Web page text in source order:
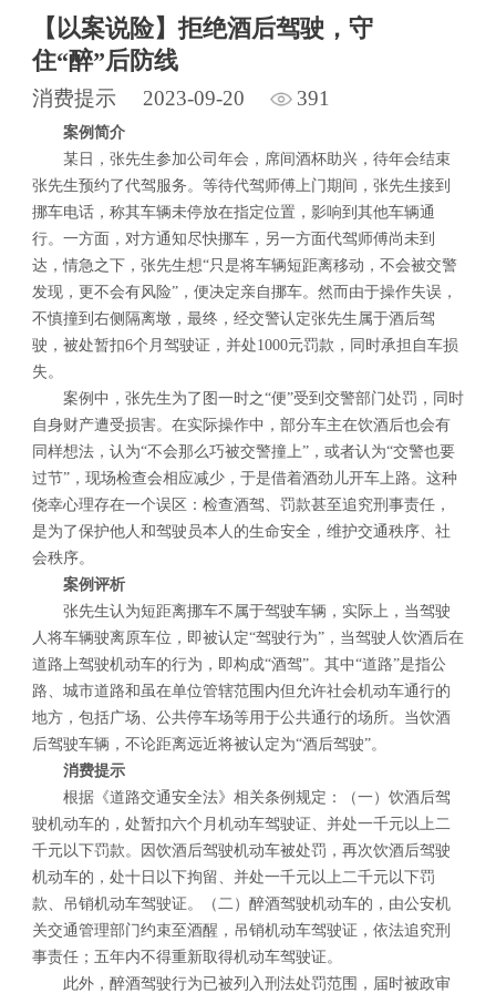
【以案说险】拒绝酒后驾驶，守
住“醉”后防线
消费提示 2023-09-20 391
案例简介
某日，张先生参加公司年会，席间酒杯助兴，待年会结束
张先生预约了代驾服务。等待代驾师傅上门期间，张先生接到
挪车电话，称其车辆未停放在指定位置，影响到其他车辆通
行。一方面，对方通知尽快挪车，另一方面代驾师傅尚未到
达，情急之下，张先生想“只是将车辆短距离移动，不会被交警
发现，更不会有风险”，便决定亲自挪车。然而由于操作失误，
不慎撞到右侧隔离墩，最终，经交警认定张先生属于酒后驾
驶，被处暂扣6个月驾驶证，并处1000元罚款，同时承担自车损
失。
案例中，张先生为了图一时之“便”受到交警部门处罚，同时
自身财产遭受损害。在实际操作中，部分车主在饮酒后也会有
同样想法，认为“不会那么巧被交警撞上”，或者认为“交警也要
过节”，现场检查会相应减少，于是借着酒劲儿开车上路。这种
侥幸心理存在一个误区：检查酒驾、罚款甚至追究刑事责任，
是为了保护他人和驾驶员本人的生命安全，维护交通秩序、社
会秩序。
案例评析
张先生认为短距离挪车不属于驾驶车辆，实际上，当驾驶
人将车辆驶离原车位，即被认定“驾驶行为”，当驾驶人饮酒后在
道路上驾驶机动车的行为，即构成“酒驾”。其中“道路”是指公
路、城市道路和虽在单位管辖范围内但允许社会机动车通行的
地方，包括广场、公共停车场等用于公共通行的场所。当饮酒
后驾驶车辆，不论距离远近将被认定为“酒后驾驶”。
消费提示
根据《道路交通安全法》相关条例规定：（一）饮酒后驾
驶机动车的，处暂扣六个月机动车驾驶证、并处一千元以上二
千元以下罚款。因饮酒后驾驶机动车被处罚，再次饮酒后驾驶
机动车的，处十日以下拘留、并处一千元以上二千元以下罚
款、吊销机动车驾驶证。（二）醉酒驾驶机动车的，由公安机
关交通管理部门约束至酒醒，吊销机动车驾驶证，依法追究刑
事责任；五年内不得重新取得机动车驾驶证。
此外，醉酒驾驶行为已被列入刑法处罚范围，届时被政审